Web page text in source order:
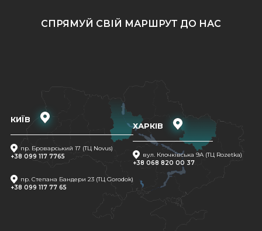
СПРЯМУЙ СВІЙ МАРШРУТ ДО НАС
КИЇВ
пр. Броварський 17 (ТЦ Novus)
+38 099 117 7765
пр. Степана Бандери 23 (ТЦ Gorodok)
+38 099 117 77 65
ХАРКІВ
вул. Клочківська 9A (ТЦ Rozetka)
+38 068 820 00 37